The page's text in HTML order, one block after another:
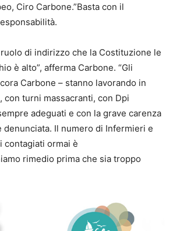
Ciro Carbone.”Basta con il
di indirizzo che la Costituzione le
è alto”, afferma Carbone. “Gli
Carbone – stanno lavorando in
turni massacranti, con Dpi
adeguati e con la grave carenza
Il numero di Infermieri e
contagiati ormai è
rimedio prima che sia troppo